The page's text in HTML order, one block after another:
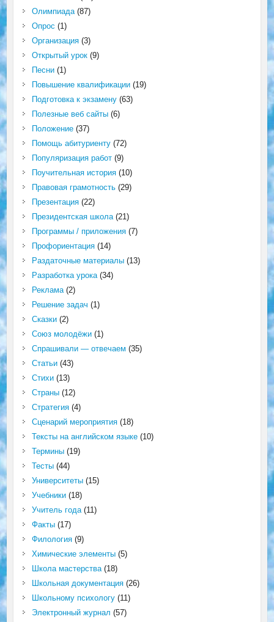
Олимпиада(87)
Опрос (1)
Организация(3)
Открытый урок(9)
Песни(1)
Повышение квалификации(19)
Подготовка к экзамену(63)
Полезные веб сайты(6)
Положение(37)
Помощь абитуриенту(72)
Популяризация работ(9)
Поучительная история(10)
Правовая грамотность(29)
Презентация(22)
Президентская школа(21)
Программы / приложения(7)
Профориентация(14)
Раздаточные материалы(13)
Разработка урока(34)
Реклама(2)
Решение задач (1)
Сказки(2)
Союз молодёжи(1)
Спрашивали — отвечаем (35)
Статьи(43)
Стихи(13)
Страны(12)
Стратегия(4)
Сценарий мероприятия(18)
Тексты на английском языке(10)
Термины(19)
Тесты(44)
Университеты(15)
Учебники(18)
Учитель года(11)
Факты(17)
Филология(9)
Химические элементы(5)
Школа мастерства(18)
Школьная документация(26)
Школьному психологу(11)
Электронный журнал (57)